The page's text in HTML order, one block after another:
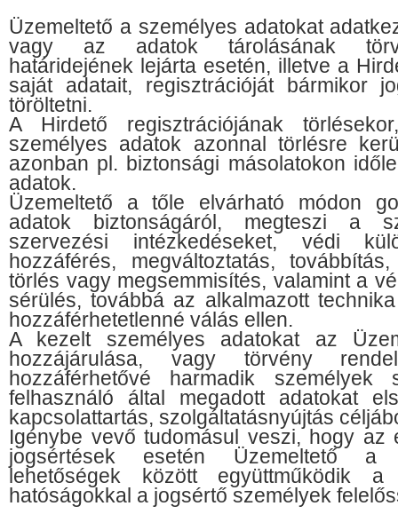
Üzemeltető a személyes adatokat
vagy az adatok tárolásának
határidejének lejárta esetén, illetve a
saját adatait, regisztrációját bármikor
töröltetni.
A Hirdető regisztrációjának
személyes adatok azonnal törlésre
azonban pl. biztonsági másolatokon
adatok.
Üzemeltető a tőle elvárható módon
adatok biztonságáról, megteszi a
szervezési intézkedéseket, védi
hozzáférés, megváltoztatás,
törlés vagy megsemmisítés, valamint a
sérülés, továbbá az alkalmazott
hozzáférhetetlenné válás ellen.
A kezelt személyes adatokat az
hozzájárulása, vagy törvény
hozzáférhetővé harmadik személyek
felhasználó által megadott adatokat
kapcsolattartás, szolgáltatásnyújtás
Igénybe vevő tudomásul veszi, hogy az
jogsértések esetén Üzemeltető a
lehetőségek között együttműködik a
hatóságokkal a jogsértő személyek